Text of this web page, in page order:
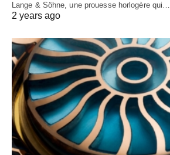
Lange & Söhne, une prouesse horlogère qui…
2 years ago